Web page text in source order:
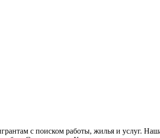
с поиском работы, жилья и услуг.